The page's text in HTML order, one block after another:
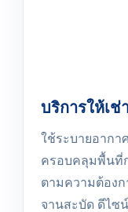
บริการให้เ
ใช้ระบายอากา
ครอบคลุมพื้นที่
ตามความต้อง
จานสะบัด ดีไซ